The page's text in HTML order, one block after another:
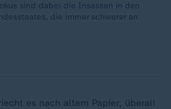
sind dabei die Insassen in den
die immer schwerer an
es nach altem Papier, überall